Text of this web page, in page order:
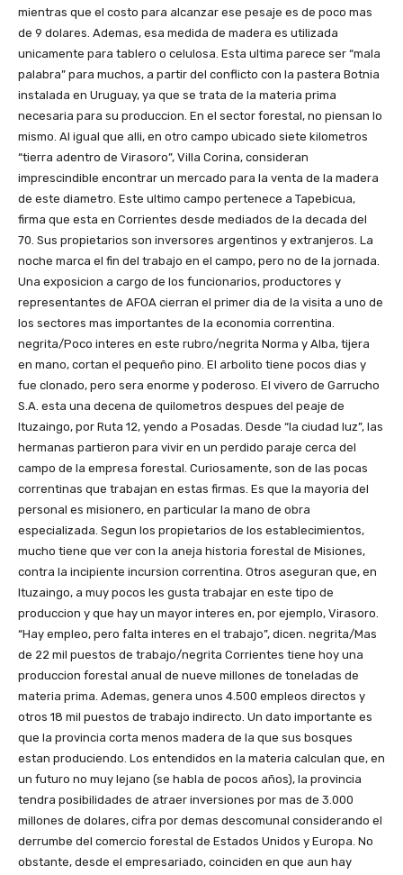
mientras que el costo para alcanzar ese pesaje es de poco mas
de 9 dolares. Ademas, esa medida de madera es utilizada
unicamente para tablero o celulosa. Esta ultima parece ser “mala
palabra” para muchos, a partir del conflicto con la pastera Botnia
instalada en Uruguay, ya que se trata de la materia prima
necesaria para su produccion. En el sector forestal, no piensan lo
mismo. Al igual que alli, en otro campo ubicado siete kilometros
“tierra adentro de Virasoro”, Villa Corina, consideran
imprescindible encontrar un mercado para la venta de la madera
de este diametro. Este ultimo campo pertenece a Tapebicua,
firma que esta en Corrientes desde mediados de la decada del
70. Sus propietarios son inversores argentinos y extranjeros. La
noche marca el fin del trabajo en el campo, pero no de la jornada.
Una exposicion a cargo de los funcionarios, productores y
representantes de AFOA cierran el primer dia de la visita a uno de
los sectores mas importantes de la economia correntina.
negrita/Poco interes en este rubro/negrita Norma y Alba, tijera
en mano, cortan el pequeño pino. El arbolito tiene pocos dias y
fue clonado, pero sera enorme y poderoso. El vivero de Garrucho
S.A. esta una decena de quilometros despues del peaje de
Ituzaingo, por Ruta 12, yendo a Posadas. Desde “la ciudad luz”, las
hermanas partieron para vivir en un perdido paraje cerca del
campo de la empresa forestal. Curiosamente, son de las pocas
correntinas que trabajan en estas firmas. Es que la mayoria del
personal es misionero, en particular la mano de obra
especializada. Segun los propietarios de los establecimientos,
mucho tiene que ver con la aneja historia forestal de Misiones,
contra la incipiente incursion correntina. Otros aseguran que, en
Ituzaingo, a muy pocos les gusta trabajar en este tipo de
produccion y que hay un mayor interes en, por ejemplo, Virasoro.
“Hay empleo, pero falta interes en el trabajo”, dicen. negrita/Mas
de 22 mil puestos de trabajo/negrita Corrientes tiene hoy una
produccion forestal anual de nueve millones de toneladas de
materia prima. Ademas, genera unos 4.500 empleos directos y
otros 18 mil puestos de trabajo indirecto. Un dato importante es
que la provincia corta menos madera de la que sus bosques
estan produciendo. Los entendidos en la materia calculan que, en
un futuro no muy lejano (se habla de pocos años), la provincia
tendra posibilidades de atraer inversiones por mas de 3.000
millones de dolares, cifra por demas descomunal considerando el
derrumbe del comercio forestal de Estados Unidos y Europa. No
obstante, desde el empresariado, coinciden en que aun hay